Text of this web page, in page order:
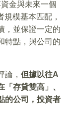
金與未來一個
模基本匹配，
，並保證一定的
特點，與公司的
論， 但據以往A
存貸雙高」、
的公司，投資者